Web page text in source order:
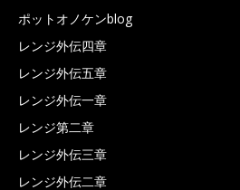
ポットオノケンblog
レンジ外伝四章
レンジ外伝五章
レンジ外伝一章
レンジ第二章
レンジ外伝三章
レンジ外伝二章